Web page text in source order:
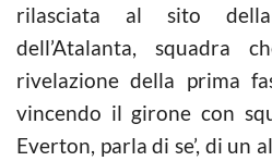
rilasciata al sito
dell’Atalanta, squadra
rivelazione della prima
vincendo il girone con
Everton, parla di se’, di un